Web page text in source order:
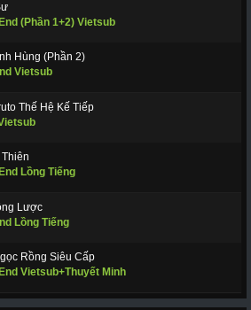
(Phần 1+2) Vietsub
Hùng (Phần 2)
Vietsub
Thế Hệ Kế Tiếp
Lồng Tiếng
Lược
Lồng Tiếng
Rồng Siêu Cấp
Vietsub+Thuyết Minh